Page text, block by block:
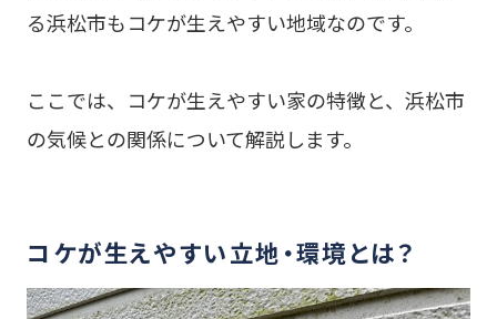
る浜松市もコケが生えやすい地域なのです。
ここでは、コケが生えやすい家の特徴と、浜松市
の気候との関係について解説します。
コケが生えやすい立地・環境とは？